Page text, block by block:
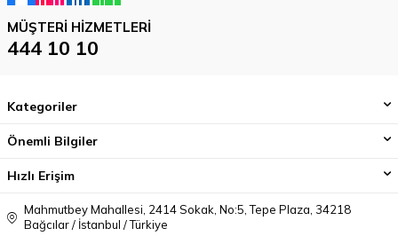
MÜŞTERI HIZMETLERI
444 10 10
Kategoriler
Önemli Bilgiler
Hızlı Erişim
Mahmutbey Mahallesi, 2414 Sokak, No:5, Tepe Plaza, 34218
Bağcılar / İstanbul / Türkiye